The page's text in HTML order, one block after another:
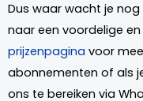
Dus waar wacht je
naar een voordelige en
prijzenpagina voor
abonnementen of als
ons te bereiken via